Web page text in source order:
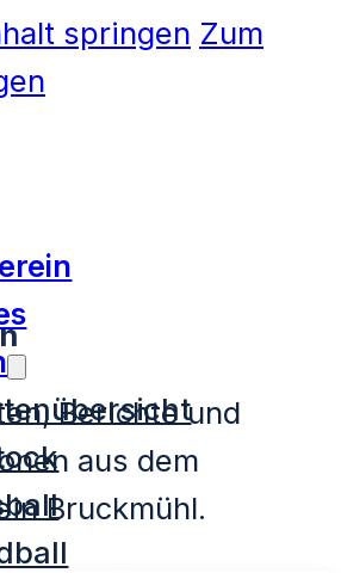
springen Zum
Berichte und
aus dem
Bruckmühl.